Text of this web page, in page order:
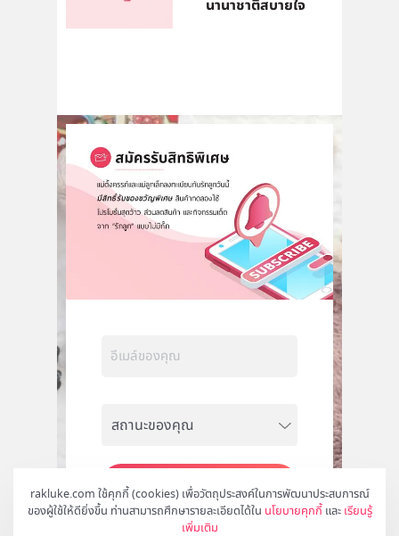
rakluke.com ใช้คุกกี้ (cookies) เพื่อวัตถุประสงค์ในการพัฒนาประสบการณ์
ของผู้ใช้ให้ดียิ่งขึ้น ท่านสามารถศึกษารายละเอียดได้ใน นโยบายคุกกี้ และ เรียนรู้
เพิ่มเติม
นานาชาติสบายใจ
สมัคร